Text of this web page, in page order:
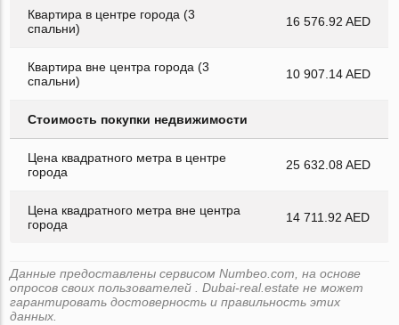
Квартира в центре города (3
спальни)
16 576.92 AED
Квартира вне центра города (3
спальни)
10 907.14 AED
Стоимость покупки недвижимости
Цена квадратного метра в центре
города
25 632.08 AED
Цена квадратного метра вне центра
города
14 711.92 AED
Данные предоставлены сервисом Numbeo.com, на основе
опросов своих пользователей . Dubai-real.estate не может
гарантировать достоверность и правильность этих
данных.